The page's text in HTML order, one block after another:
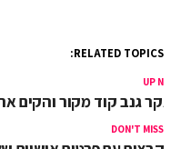
RELATED TOPICS:
UP
גנב קוד מקור והקים
DON'T MISS